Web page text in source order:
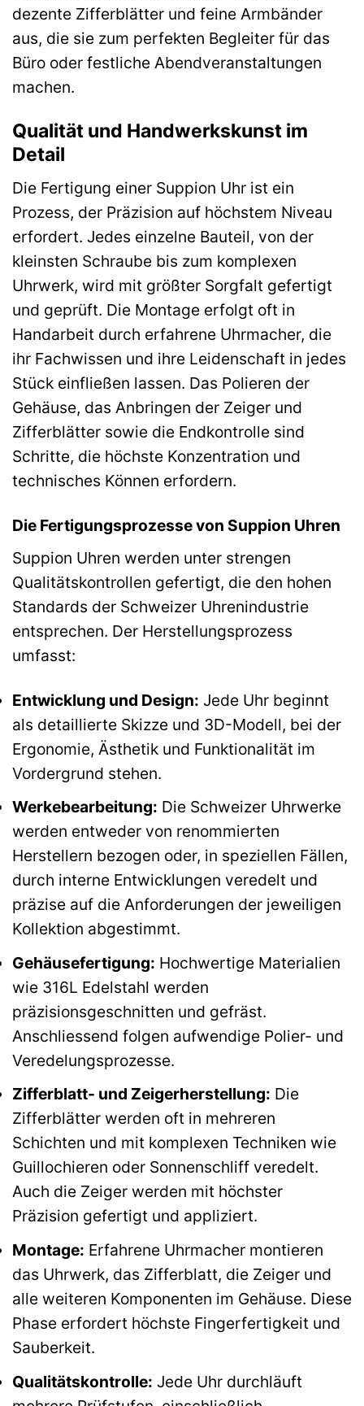
dezente Zifferblätter und feine Armbänder
aus, die sie zum perfekten Begleiter für das
Büro oder festliche Abendveranstaltungen
machen.
Qualität und Handwerkskunst im
Detail
Die Fertigung einer Suppion Uhr ist ein
Prozess, der Präzision auf höchstem Niveau
erfordert. Jedes einzelne Bauteil, von der
kleinsten Schraube bis zum komplexen
Uhrwerk, wird mit größter Sorgfalt gefertigt
und geprüft. Die Montage erfolgt oft in
Handarbeit durch erfahrene Uhrmacher, die
ihr Fachwissen und ihre Leidenschaft in jedes
Stück einfließen lassen. Das Polieren der
Gehäuse, das Anbringen der Zeiger und
Zifferblätter sowie die Endkontrolle sind
Schritte, die höchste Konzentration und
technisches Können erfordern.
Die Fertigungsprozesse von Suppion Uhren
Suppion Uhren werden unter strengen
Qualitätskontrollen gefertigt, die den hohen
Standards der Schweizer Uhrenindustrie
entsprechen. Der Herstellungsprozess
umfasst:
Entwicklung und Design: Jede Uhr beginnt
als detaillierte Skizze und 3D-Modell, bei der
Ergonomie, Ästhetik und Funktionalität im
Vordergrund stehen.
Werkebearbeitung: Die Schweizer Uhrwerke
werden entweder von renommierten
Herstellern bezogen oder, in speziellen Fällen,
durch interne Entwicklungen veredelt und
präzise auf die Anforderungen der jeweiligen
Kollektion abgestimmt.
Gehäusefertigung: Hochwertige Materialien
wie 316L Edelstahl werden
präzisionsgeschnitten und gefräst.
Anschliessend folgen aufwendige Polier- und
Veredelungsprozesse.
Zifferblatt- und Zeigerherstellung: Die
Zifferblätter werden oft in mehreren
Schichten und mit komplexen Techniken wie
Guillochieren oder Sonnenschliff veredelt.
Auch die Zeiger werden mit höchster
Präzision gefertigt und appliziert.
Montage: Erfahrene Uhrmacher montieren
das Uhrwerk, das Zifferblatt, die Zeiger und
alle weiteren Komponenten im Gehäuse. Diese
Phase erfordert höchste Fingerfertigkeit und
Sauberkeit.
Qualitätskontrolle: Jede Uhr durchläuft